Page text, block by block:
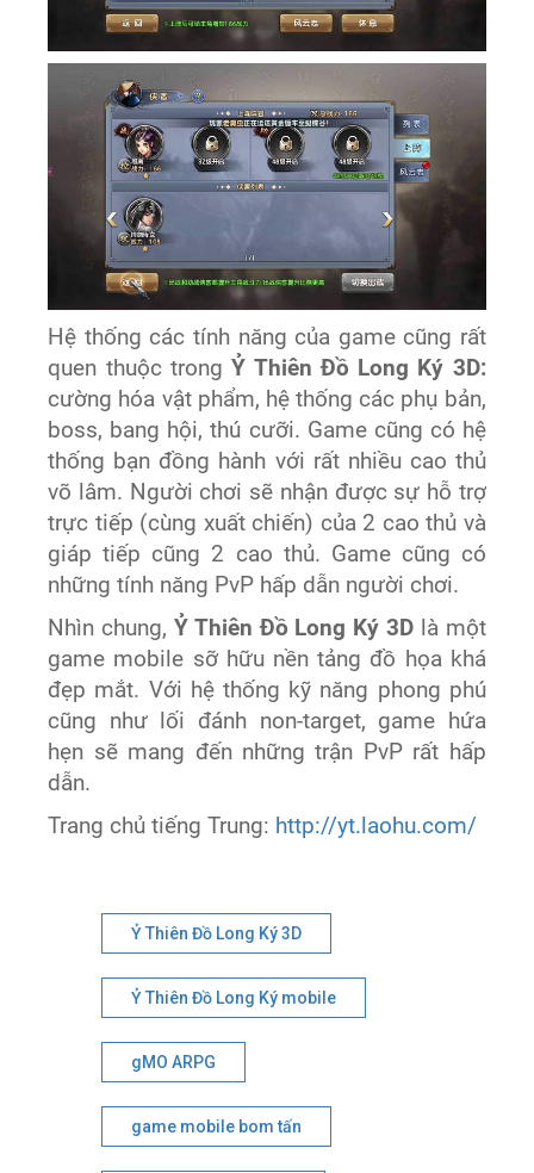
Hệ thống các tính năng của game cũng rất
quen thuộc trong Ỷ Thiên Đồ Long Ký 3D:
cường hóa vật phẩm, hệ thống các phụ bản,
boss, bang hội, thú cưỡi. Game cũng có hệ
thống bạn đồng hành với rất nhiều cao thủ
võ lâm. Người chơi sẽ nhận được sự hỗ trợ
trực tiếp (cùng xuất chiến) của 2 cao thủ và
giáp tiếp cũng 2 cao thủ. Game cũng có
những tính năng PvP hấp dẫn người chơi.
Nhìn chung, Ỷ Thiên Đồ Long Ký 3D là một
game mobile sỡ hữu nền tảng đồ họa khá
đẹp mắt. Với hệ thống kỹ năng phong phú
cũng như lối đánh non-target, game hứa
hẹn sẽ mang đến những trận PvP rất hấp
dẫn.
Trang chủ tiếng Trung: http://yt.laohu.com/
Ỷ Thiên Đồ Long Ký 3D
Ỷ Thiên Đồ Long Ký mobile
gMO ARPG
game mobile bom tấn